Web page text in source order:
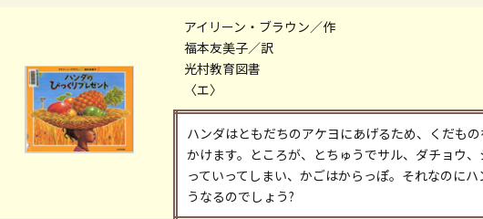
アイリーン・ブラウン／作
福本友美子／訳
光村教育図書
〈エ〉
ハンダはともだちのアケヨにあげるため、くだも
かけます。ところが、とちゅうでサル、ダチョウ
っていってしまい、かごはからっぽ。それなのに
うなるのでしょう?